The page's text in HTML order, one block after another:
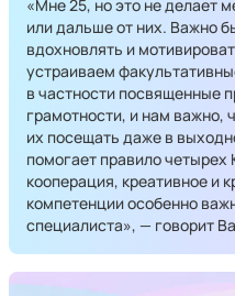
«Мне 25, но это не делает
или дальше от них. Важно
вдохновлять и
устраиваем
в частности посвященные
грамотности, и нам важно,
их посещать даже в
помогает правило
кооперация, креативное и
компетенции особенно
специалиста», — говорит